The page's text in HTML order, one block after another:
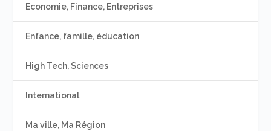
Economie, Finance, Entreprises
Enfance, famille, éducation
High Tech, Sciences
International
Ma ville, Ma Région